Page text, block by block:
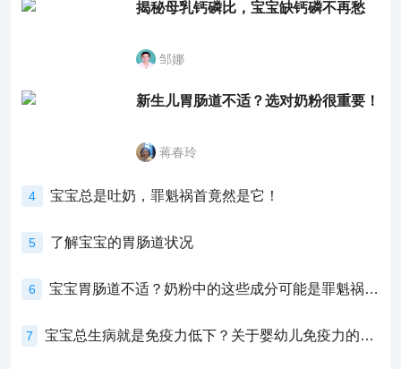
揭秘母乳钙磷比，宝宝缺钙磷不再愁
邹娜
新生儿胃肠道不适？选对奶粉很重要！
蒋春玲
4 宝宝总是吐奶，罪魁祸首竟然是它！
5 了解宝宝的胃肠道状况
6 宝宝胃肠道不适？奶粉中的这些成分可能是罪魁祸首！
7 宝宝总生病就是免疫力低下？关于婴幼儿免疫力的真相，家长必须了解！